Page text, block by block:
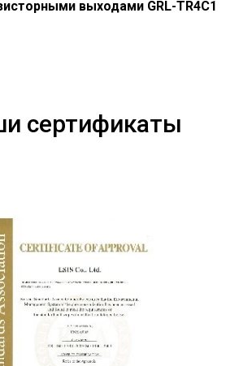
выходами GRL-TR4C1
сертификаты